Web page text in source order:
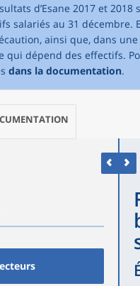
d’Esane 2017 et
salariés au 31 décembre.
ainsi que, dans
qui dépend des effectifs.
dans la documentation.